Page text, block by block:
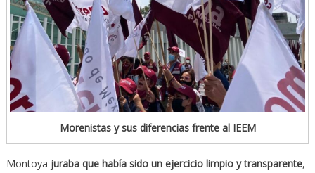
Morenistas y sus diferencias frente al IEEM
Montoya juraba que había sido un ejercicio limpio y transparente,